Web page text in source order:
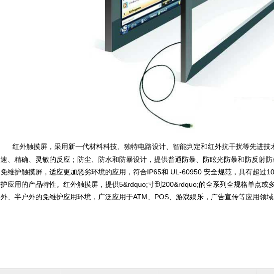
红外触摸屏，采用新一代材料科技、独特电路设计、智能判定和红外抗干扰等先进技
速、精确、灵敏的反应；防尘、防水和防暴设计，提供普通防暴、防眩光防暴和防反射
免维护触摸屏，适应更加恶劣环境的应用，符合IP65和 UL-60950 安全规范，具有超过
护应用的产品特性。红外触摸屏，提供5&rdquo;寸到200&rdquo;的全系列全规格单点或
外、半户外的免维护应用环境，广泛应用于ATM、POS、游戏娱乐，广告宣传等应用领域